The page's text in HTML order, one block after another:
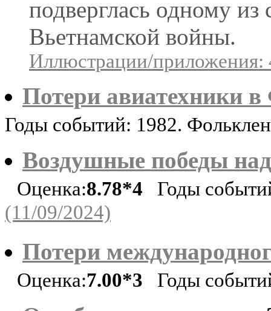
подверглась одному
Вьетнамской войны.
Иллюстрации/приложения:
Потери авиатехники
Годы событий: 1982.
Воздушные победы
Оценка:8.78*4 Годы
(11/09/2024)
Потери
Оценка:7.00*3 Годы